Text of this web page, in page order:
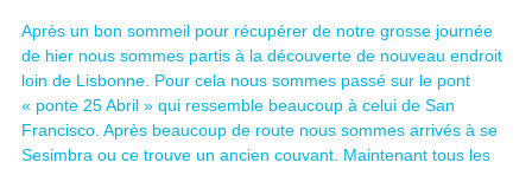
Après un bon sommeil pour récupérer de notre grosse journée
de hier nous sommes partis à la découverte de nouveau endroit
loin de Lisbonne. Pour cela nous sommes passé sur le pont
« ponte 25 Abril » qui ressemble beaucoup à celui de San
Francisco. Après beaucoup de route nous sommes arrivés à se
Sesimbra ou ce trouve un ancien couvant. Maintenant tous les